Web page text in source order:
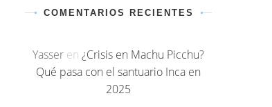
COMENTARIOS RECIENTES
Yasser en ¿Crisis en Machu Picchu?
Qué pasa con el santuario Inca en
2025